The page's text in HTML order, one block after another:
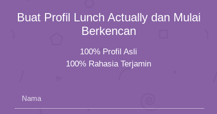
Buat Profil Lunch Actually dan Mulai
Berkencan
100% Profil Asli
100% Rahasia Terjamin
Nama